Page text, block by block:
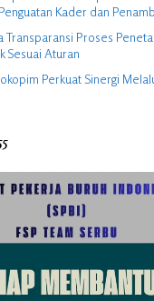
Kader dan
Transparansi Proses
Sesuai Aturan
Perkuat Sinergi